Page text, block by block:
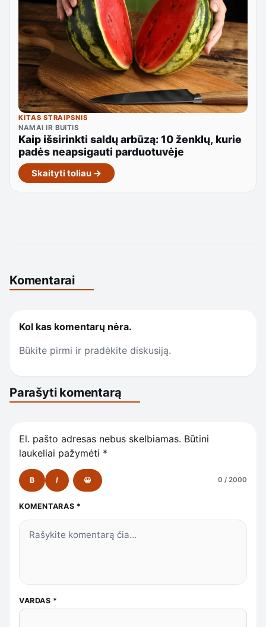
KITAS STRAIPSNIS
NAMAI IR BUITIS
Kaip išsirinkti saldų arbūzą: 10 ženklų, kurie
padės neapsigauti parduotuvėje
Skaityti toliau →
Komentarai
Kol kas komentarų nėra.
Būkite pirmi ir pradėkite diskusiją.
Parašyti komentarą
El. pašto adresas nebus skelbiamas. Būtini
laukeliai pažymėti *
B I 😀 0 / 2000
KOMENTARAS *
VARDAS *